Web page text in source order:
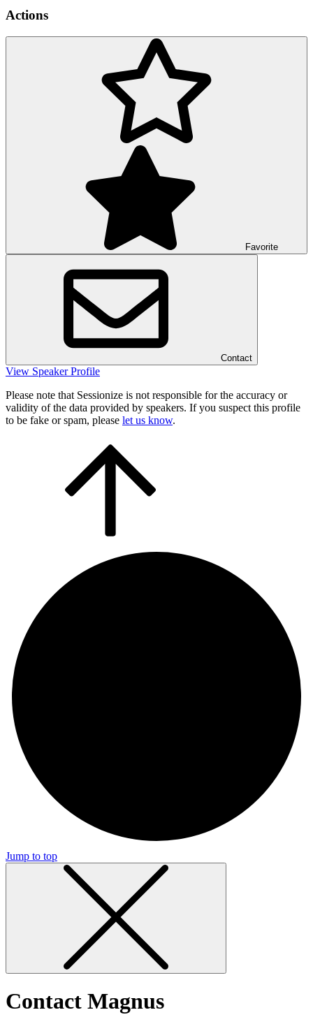
Actions
Favorite
Contact
View Speaker Profile
Please note that Sessionize is not responsible for the accuracy or
validity of the data provided by speakers. If you suspect this profile
to be fake or spam, please let us know.
Jump to top
Contact Magnus